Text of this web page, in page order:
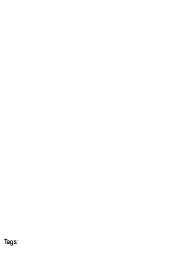
Tags: